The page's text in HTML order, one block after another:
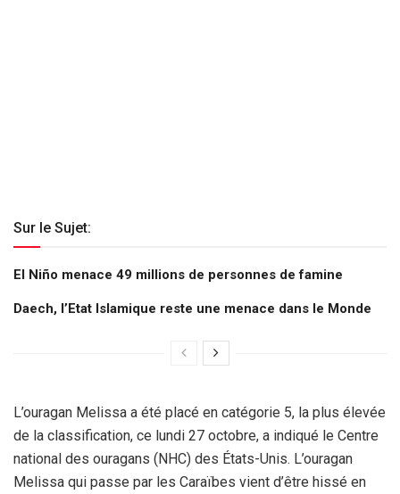
Sur le Sujet:
El Niño menace 49 millions de personnes de famine
Daech, l’Etat Islamique reste une menace dans le Monde
L’ouragan Melissa a été placé en catégorie 5, la plus élevée
de la classification, ce lundi 27 octobre, a indiqué le Centre
national des ouragans (NHC) des États-Unis. L’ouragan
Melissa qui passe par les Caraïbes vient d’être hissé en